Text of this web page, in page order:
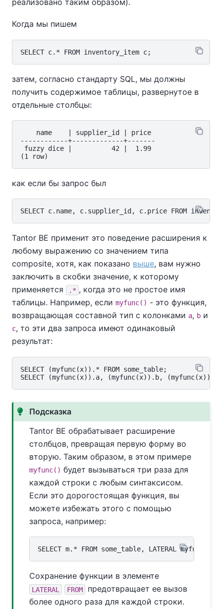
Когда мы пишем
затем, согласно стандарту SQL, мы должны
получить содержимое таблицы, развернутое в
отдельные столбцы:
    name    | supplier_id | price
------------+-------------+-------
fuzzy dice |          42 |  1.99
как если бы запрос был
Tantor BE применит это поведение расширения к
любому выражению со значением типа
composite, хотя, как показано выше, вам нужно
заключить в скобки значение, к которому
применяется
.* , когда это не простое имя
таблицы. Например, если myfunc() - это функция,
возвращающая составной тип с колонками a, b и
c, то эти два запроса имеют одинаковый
результат:
SELECT (myfunc(x)).* FROM some_table;
Подсказка
Tantor BE обрабатывает расширение
столбцов, превращая первую форму во
вторую. Таким образом, в этом примере
myfunc() будет вызываться три раза для
каждой строки с любым синтаксисом.
Если это дорогостоящая функция, вы
можете избежать этого с помощью
запроса, например:
Сохранение функции в элементе
LATERAL FROM
предотвращает ее вызов
более одного раза для каждой строки.